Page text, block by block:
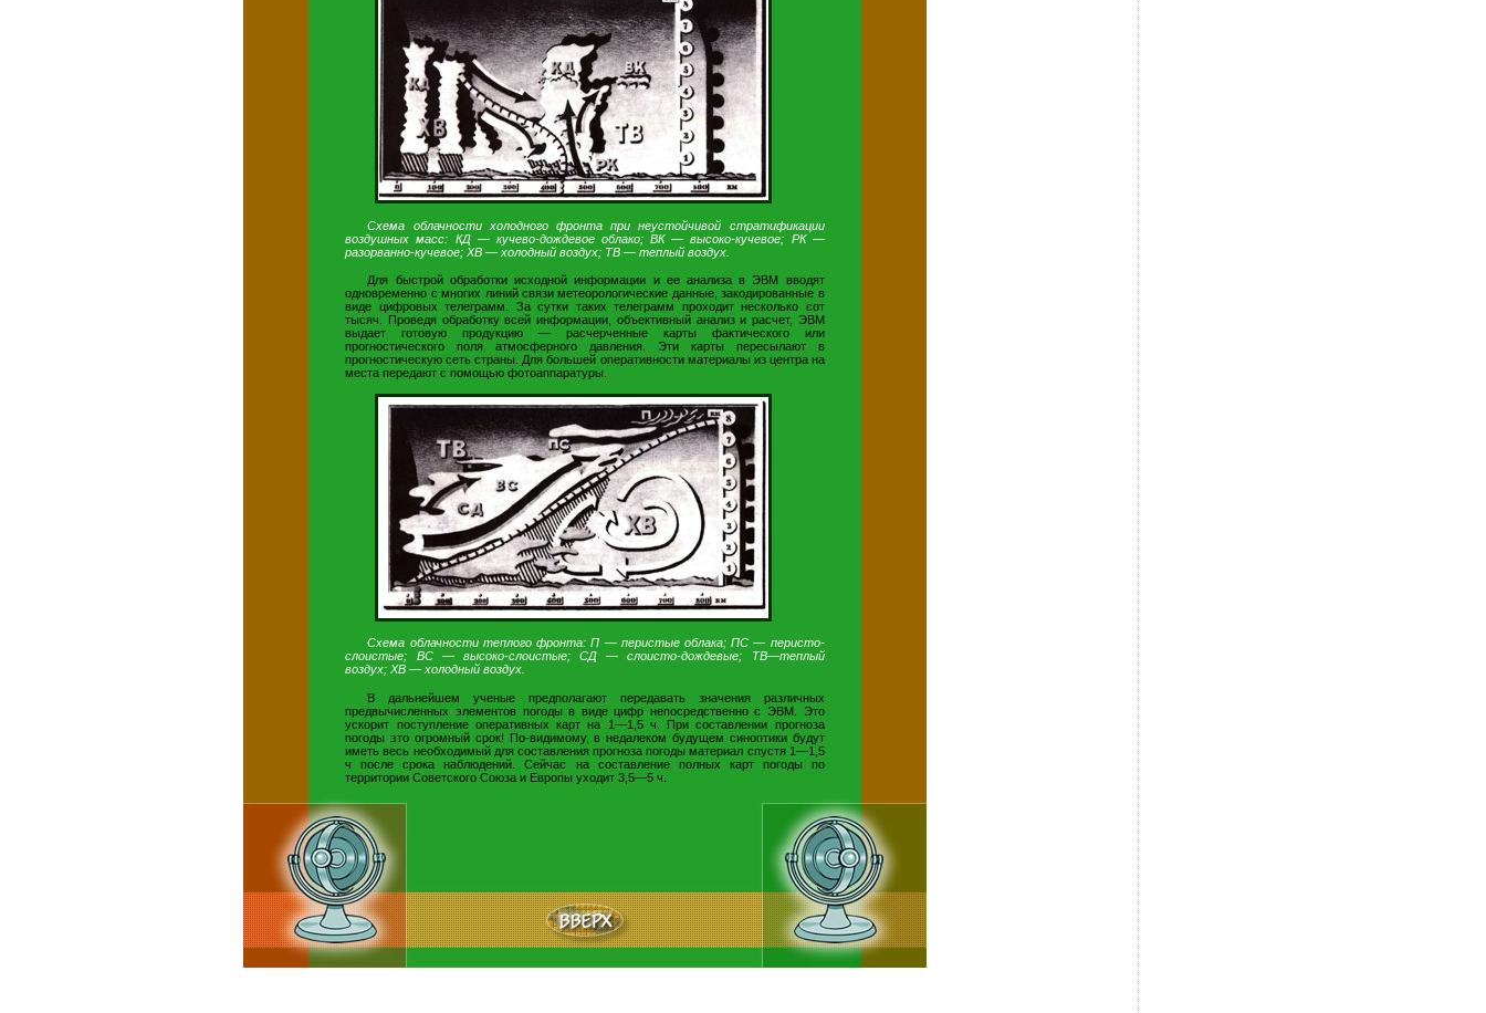
Схема облачности холодного фронта при неустойчивой стратификации
воздушных масс: КД — кучево-дождевое облако; ВК — высоко-кучевое; РК —
разорванно-кучевое; ХВ — холодный воздух; ТВ — теплый воздух.
Для быстрой обработки исходной информации и ее анализа в ЭВМ вводят
одновременно с многих линий связи метеорологические данные, закодированные в
виде цифровых телеграмм. За сутки таких телеграмм проходит несколько сот
тысяч. Проведя обработку всей информации, объективный анализ и расчет, ЭВМ
выдает готовую продукцию — расчерченные карты фактического или
прогностического поля атмосферного давления. Эти карты пересылают в
прогностическую сеть страны. Для большей оперативности материалы из центра на
места передают с помощью фотоаппаратуры.
Схема облачности теплого фронта: П — перистые облака; ПС — перисто-
слоистые; ВС — высоко-слоистые; СД — слоисто-дождевые; ТВ—теплый
воздух; ХВ — холодный воздух.
В дальнейшем ученые предполагают передавать значения различных
предвычисленных элементов погоды в виде цифр непосредственно с ЭВМ. Это
ускорит поступление оперативных карт на 1—1,5 ч. При составлении прогноза
погоды это огромный срок! По-видимому, в недалеком будущем синоптики будут
иметь весь необходимый для составления прогноза погоды материал спустя 1—1,5
ч после срока наблюдений. Сейчас на составление полных карт погоды по
территории Советского Союза и Европы уходит 3,5—5 ч.